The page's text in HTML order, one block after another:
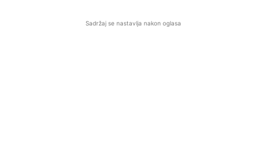
Sadržaj se nastavlja nakon oglasa